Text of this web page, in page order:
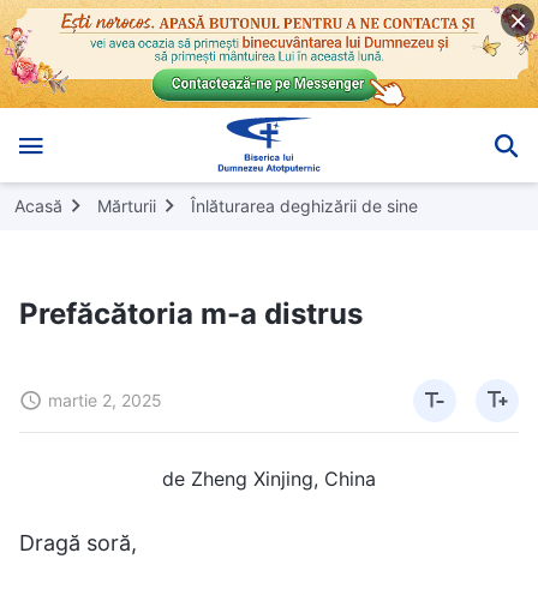
Acasă Mărturii Înlăturarea deghizării de sine
Prefăcătoria m-a distrus
martie 2, 2025
de Zheng Xinjing, China
Dragă soră,